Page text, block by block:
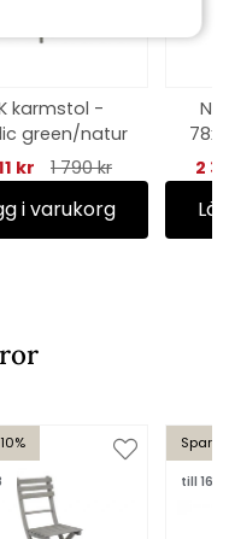
karmstol -
green/natur
kr
1 790 kr
i varukorg
2
Spara
till 16/8